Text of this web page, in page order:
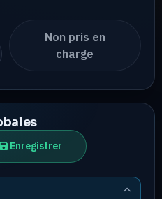
Non pris en
charge
Enregistrer